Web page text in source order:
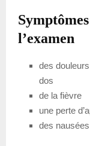
l’examen
des
dos
de la fièvre
une perte
des nausées